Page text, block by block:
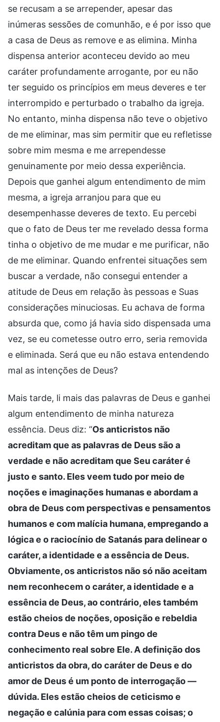
se recusam a se arrepender, apesar das
inúmeras sessões de comunhão, e é por isso que
a casa de Deus as remove e as elimina. Minha
dispensa anterior aconteceu devido ao meu
caráter profundamente arrogante, por eu não
ter seguido os princípios em meus deveres e ter
interrompido e perturbado o trabalho da igreja.
No entanto, minha dispensa não teve o objetivo
de me eliminar, mas sim permitir que eu refletisse
sobre mim mesma e me arrependesse
genuinamente por meio dessa experiência.
Depois que ganhei algum entendimento de mim
mesma, a igreja arranjou para que eu
desempenhasse deveres de texto. Eu percebi
que o fato de Deus ter me revelado dessa forma
tinha o objetivo de me mudar e me purificar, não
de me eliminar. Quando enfrentei situações sem
buscar a verdade, não consegui entender a
atitude de Deus em relação às pessoas e Suas
considerações minuciosas. Eu achava de forma
absurda que, como já havia sido dispensada uma
vez, se eu cometesse outro erro, seria removida
e eliminada. Será que eu não estava entendendo
mal as intenções de Deus?
Mais tarde, li mais das palavras de Deus e ganhei
algum entendimento de minha natureza
essência. Deus diz: “Os anticristos não
acreditam que as palavras de Deus são a
verdade e não acreditam que Seu caráter é
justo e santo. Eles veem tudo por meio de
noções e imaginações humanas e abordam a
obra de Deus com perspectivas e pensamentos
humanos e com malícia humana, empregando a
lógica e o raciocínio de Satanás para delinear o
caráter, a identidade e a essência de Deus.
Obviamente, os anticristos não só não aceitam
nem reconhecem o caráter, a identidade e a
essência de Deus, ao contrário, eles também
estão cheios de noções, oposição e rebeldia
contra Deus e não têm um pingo de
conhecimento real sobre Ele. A definição dos
anticristos da obra, do caráter de Deus e do
amor de Deus é um ponto de interrogação —
dúvida. Eles estão cheios de ceticismo e
negação e calúnia para com essas coisas; o